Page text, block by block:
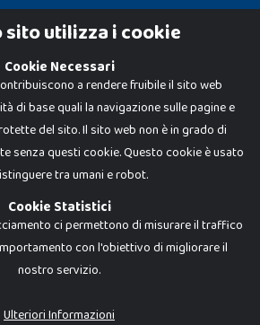
di Giocabene Srl. Ogni riproduzione o utilizzo non
potrebbero differire da quanto esposto in
sito utilizza i cookie
Cookie Necessari
a rendere fruibile il sito web
di base quali la navigazione sulle pagine e
del sito. Il sito web non è in grado di
senza questi cookie. Questo cookie è usato
tra umani e robot.
Cookie Statistici
ci permettono di misurare il traffico
con l'obiettivo di migliorare il
nostro servizio.
Ulteriori Informazioni